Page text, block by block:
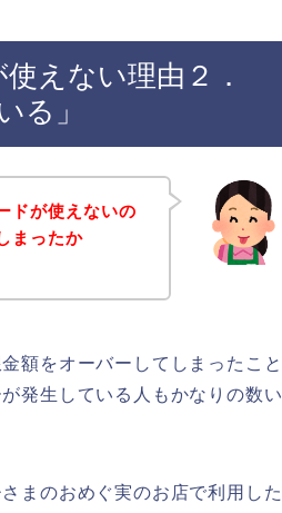
えない理由２．
る」
ドが使えないの
まったか
額をオーバーしてしまったこと
発生している人もかなりの数い
まのおめぐ実のお店で利用した